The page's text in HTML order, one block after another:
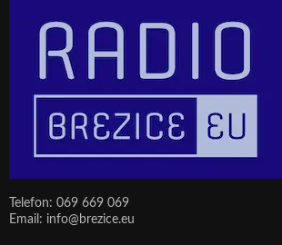
Telefon: 069 669 069
Email: info@brezice.eu